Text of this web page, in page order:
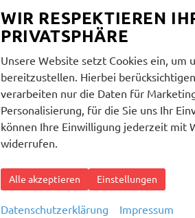
WIR RESPEKTIEREN
PRIVATSPHÄRE
Unsere Website setzt Cookies ein, um
bereitzustellen. Hierbei
verarbeiten nur die Daten für
Personalisierung, für die Sie uns Ihr
können Ihre Einwilligung jederzeit mit
widerrufen.
Alle akzeptieren Einstellungen
Datenschutzerklärung Impressum